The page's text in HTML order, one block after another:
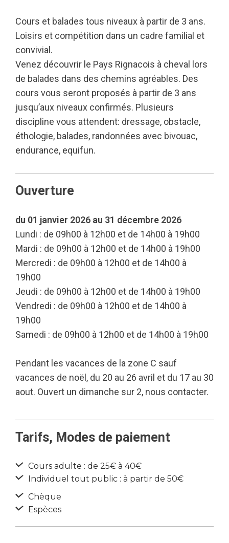
Cours et balades tous niveaux à partir de 3 ans.
Loisirs et compétition dans un cadre familial et
convivial.
Venez découvrir le Pays Rignacois à cheval lors
de balades dans des chemins agréables. Des
cours vous seront proposés à partir de 3 ans
jusqu’aux niveaux confirmés. Plusieurs
discipline vous attendent: dressage, obstacle,
éthologie, balades, randonnées avec bivouac,
endurance, equifun.
Ouverture
du 01 janvier 2026 au 31 décembre 2026
Lundi : de 09h00 à 12h00 et de 14h00 à 19h00
Mardi : de 09h00 à 12h00 et de 14h00 à 19h00
Mercredi : de 09h00 à 12h00 et de 14h00 à
19h00
Jeudi : de 09h00 à 12h00 et de 14h00 à 19h00
Vendredi : de 09h00 à 12h00 et de 14h00 à
19h00
Samedi : de 09h00 à 12h00 et de 14h00 à 19h00
Pendant les vacances de la zone C sauf
vacances de noël, du 20 au 26 avril et du 17 au 30
aout. Ouvert un dimanche sur 2, nous contacter.
Tarifs, Modes de paiement
Cours adulte : de 25€ à 40€
Individuel tout public : à partir de 50€
Chèque
Espèces